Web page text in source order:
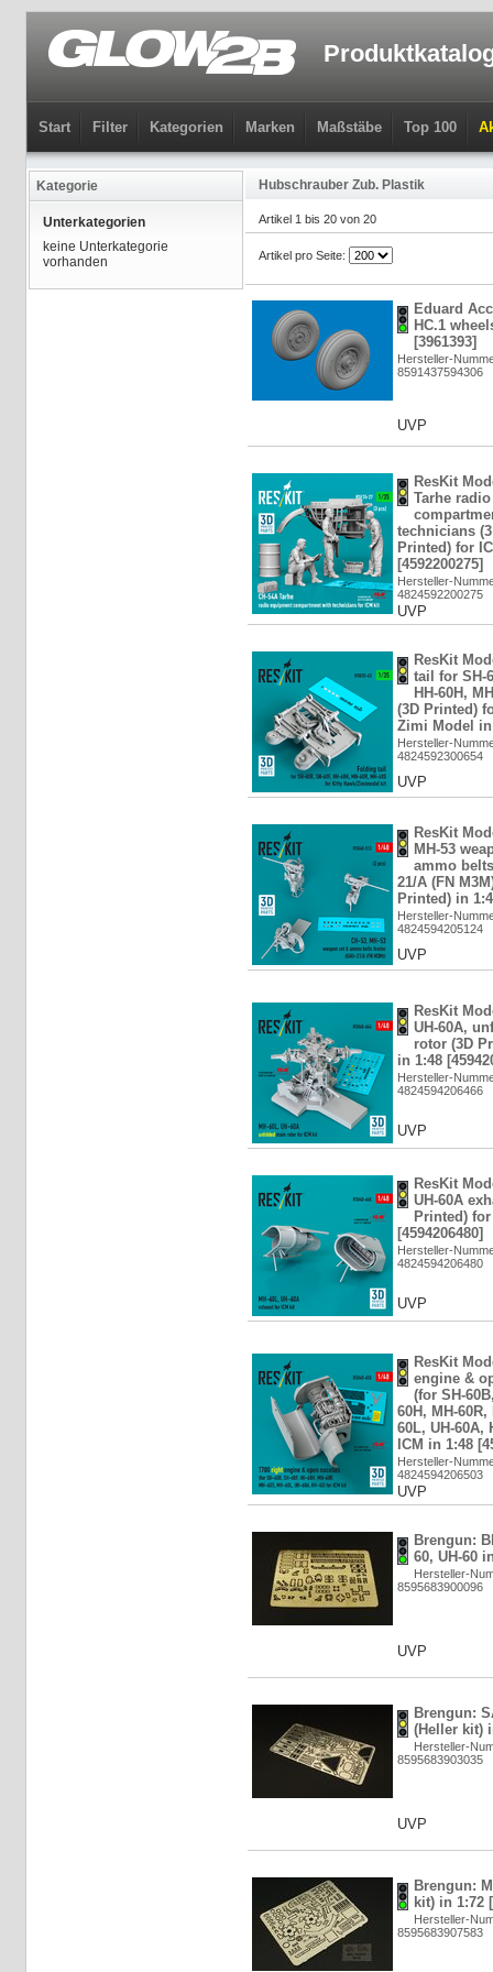
Start Filter Kategorien Marken Maßstäbe Top 100
Kategorie
Unterkategorien
keine Unterkategorie
vorhanden
Hubschrauber Zub. Plastik
Artikel 1 bis 20 von 20
Artikel pro Seite:
Eduard
HC.1
[3961393]
Hersteller-
8591437594306
UVP
ResKit
Tarhe
technicians
Printed) for
[4592200275]
Hersteller-
4824592200275
UVP
ResKit
tail for SH-
HH-60H,
(3D Printed)
Zimi Model in
Hersteller-
4824592300654
UVP
ResKit
MH-53
ammo
21/A (FN
Printed) in
Hersteller-
4824594205124
UVP
ResKit
UH-60A,
rotor (3D
in 1:48
Hersteller-
4824594206466
UVP
ResKit
UH-60A
Printed)
[4594206480]
Hersteller-
4824594206480
UVP
ResKit
engine &
(for SH-
60H, MH-60R,
60L, UH-60A,
ICM in 1:48
Hersteller-
4824594206503
UVP
Brengun:
60, UH-60
Hersteller-
8595683900096
UVP
Brengun:
(Heller kit)
Hersteller-
8595683903035
UVP
Brengun:
kit) in 1:72
Hersteller-
8595683907583